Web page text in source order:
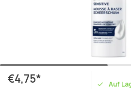
€4,75* Auf